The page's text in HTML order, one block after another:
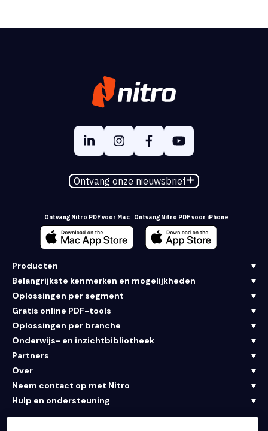
Ontvang onze nieuwsbrief
Ontvang Nitro PDF voor Mac Ontvang Nitro PDF voor iPhone
Producten
Belangrijkste kenmerken en mogelijkheden
Oplossingen per segment
Gratis online PDF-tools
Oplossingen per branche
Onderwijs- en inzichtbibliotheek
Partners
Over
Neem contact op met Nitro
Hulp en ondersteuning